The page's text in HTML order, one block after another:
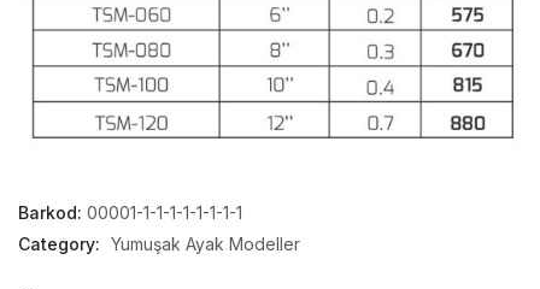
Barkod: 00001-1-1-1-1-1-1-1-1
Category: Yumuşak Ayak Modeller